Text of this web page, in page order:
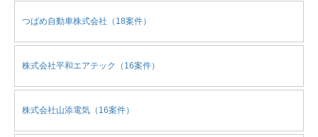
つばめ自動車株式会社（18案件）
株式会社平和エアテック（16案件）
株式会社山添電気（16案件）